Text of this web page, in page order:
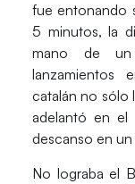
fue entonando
5 minutos, la
mano de un
lanzamientos
catalán no sólo
adelantó en el
descanso en un
No lograba el